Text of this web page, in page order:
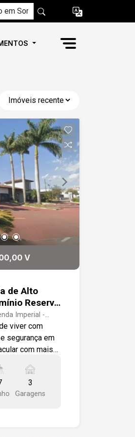
V
de Alto
Reserva
Imperial -
viver com
segurança em
com mais
Ambientes
3
Garagens